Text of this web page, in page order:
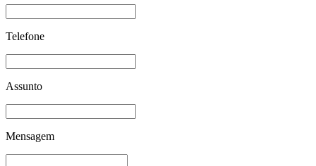
Telefone
Assunto
Mensagem